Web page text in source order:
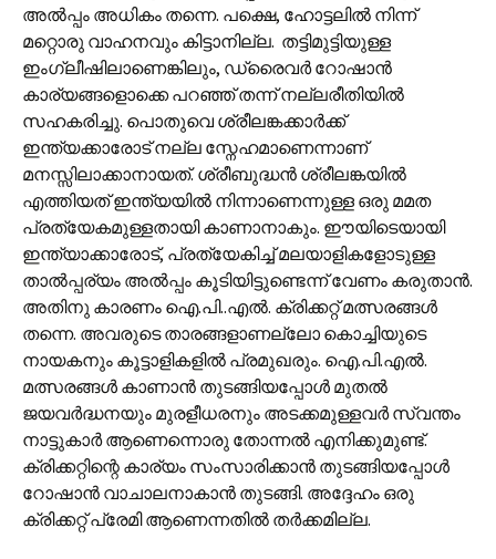
അൽപ്പം അധികം തന്നെ. പക്ഷെ, ഹോട്ടലിൽ നിന്ന്
മറ്റൊരു വാഹനവും കിട്ടാനില്ല. തട്ടിമുട്ടിയുള്ള
ഇംഗ്ലീഷിലാണെങ്കിലും, ഡ്രൈവർ റോഷാൻ
കാര്യങ്ങളൊക്കെ പറഞ്ഞ് തന്ന് നല്ലരീതിയിൽ
സഹകരിച്ചു. പൊതുവെ ശ്രീലങ്കക്കാർക്ക്
ഇന്ത്യക്കാരോട് നല്ല സ്നേഹമാണെന്നാണ്
മനസ്സിലാക്കാനായത്. ശ്രീബുദ്ധൻ ശ്രീലങ്കയിൽ
എത്തിയത് ഇന്ത്യയിൽ നിന്നാണെന്നുള്ള ഒരു മമത
പ്രത്യേകമുള്ളതായി കാണാനാകും. ഈയിടെയായി
ഇന്ത്യാക്കാരോട്, പ്രത്യേകിച്ച് മലയാളികളോടുള്ള
താൽ‌പ്പര്യം അൽപ്പം കൂടിയിട്ടുണ്ടെന്ന് വേണം കരുതാൻ.
അതിനു കാരണം ഐ.പി..എൽ. ക്രിക്കറ്റ് മത്സരങ്ങൾ
തന്നെ. അവരുടെ താരങ്ങളാണല്ലോ കൊച്ചിയുടെ
നായകനും കൂട്ടാളികളിൽ പ്രമുഖരും. ഐ.പി.എൽ.
മത്സരങ്ങൾ കാണാൻ തുടങ്ങിയപ്പോൾ മുതൽ
ജയവർദ്ധനയും മുരളീധരനും അടക്കമുള്ളവർ സ്വന്തം
നാട്ടുകാർ ആണെന്നൊരു തോന്നൽ എനിക്കുമുണ്ട്.
ക്രിക്കറ്റിന്റെ കാര്യം സംസാരിക്കാൻ തുടങ്ങിയപ്പോൾ
റോഷാൻ വാചാലനാകാൻ തുടങ്ങി. അദ്ദേഹം ഒരു
ക്രിക്കറ്റ് പ്രേമി ആണെന്നതിൽ തർക്കമില്ല.